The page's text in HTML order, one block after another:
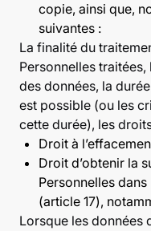
copie, ainsi que,
suivantes :
La finalité du
Personnelles
des données, la
est possible (ou les
cette durée), les
Droit à
Droit d’obtenir la
Personnelles
(article 17),
Lorsque les données